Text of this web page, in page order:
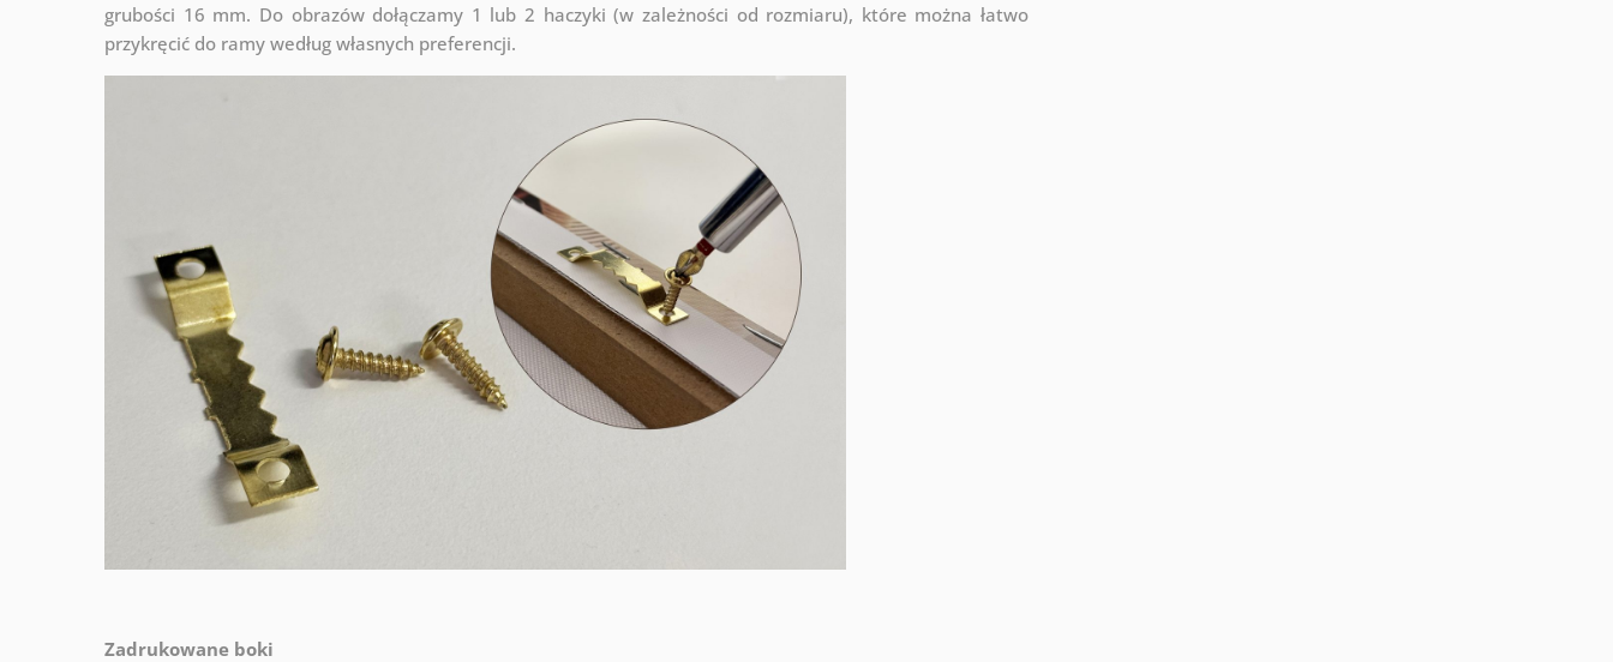
grubości 16 mm. Do obrazów dołączamy 1 lub 2 haczyki (w zależności od rozmiaru), które można łatwo
przykręcić do ramy według własnych preferencji.
Zadrukowane boki